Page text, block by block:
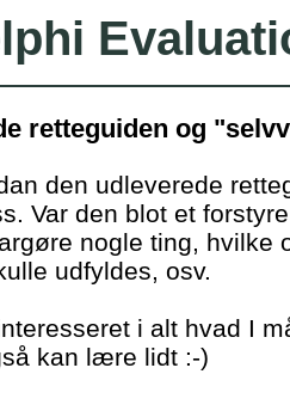
retteguiden og
den udleverede
Var den blot et
nogle ting, hvilke
udfyldes, osv.
i alt hvad I
kan lære lidt :-)